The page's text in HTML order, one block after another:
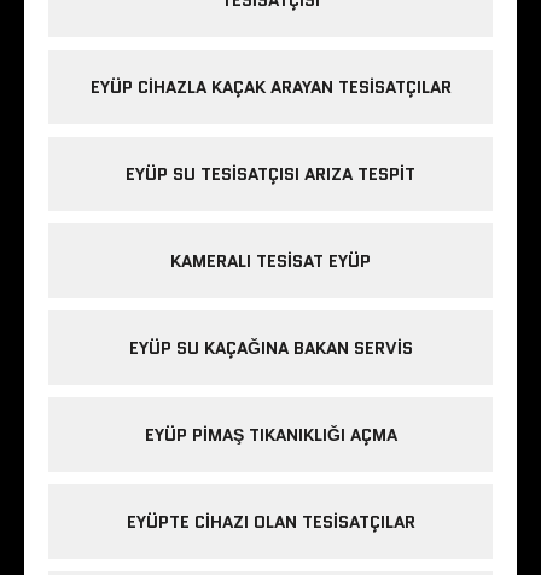
EYÜP CIHAZLA KAÇAK ARAYAN TESISATÇILAR
EYÜP SU TESISATÇISI ARIZA TESPIT
KAMERALI TESISAT EYÜP
EYÜP SU KAÇAĞINA BAKAN SERVIS
EYÜP PIMAŞ TIKANIKLIĞI AÇMA
EYÜPTE CIHAZI OLAN TESISATÇILAR